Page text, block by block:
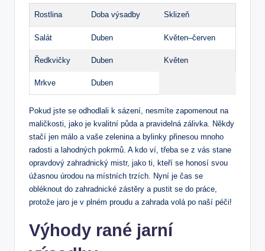
Rostlina Doba výsadby Sklizeň
Salát Duben Květen–červen
Ředkvičky Duben Květen
Mrkve Duben
Pokud jste se odhodlali k sázení, nesmíte zapomenout na
maličkosti, jako je kvalitní půda a pravidelná zálivka. Někdy
stačí jen málo a vaše zelenina a bylinky přinesou mnoho
radosti a lahodných pokrmů. A kdo ví, třeba se z vás stane
opravdový zahradnický mistr, jako ti, kteří se honosí svou
úžasnou úrodou na místních trzích. Nyní je čas se
obléknout do zahradnické zástěry a pustit se do práce,
protože jaro je v plném proudu a zahrada volá po naší péči!
Výhody rané jarní